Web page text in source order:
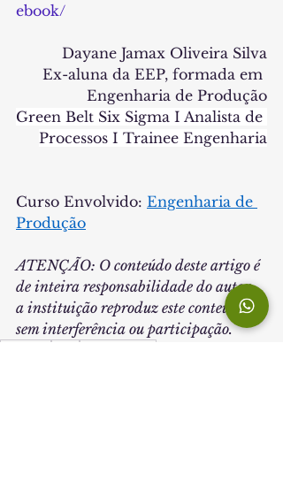
ebook/
Dayane Jamax Oliveira Silva
Engenharia de Produção
Green Belt Six Sigma I Analista de
Processos I Trainee Engenharia
Curso Envolvido: Engenharia de
Produção
ATENÇÃO: O conteúdo deste artigo é
de inteira responsabilidade do autor,
a instituição reproduz este conteúdo
sem interferência ou participação.